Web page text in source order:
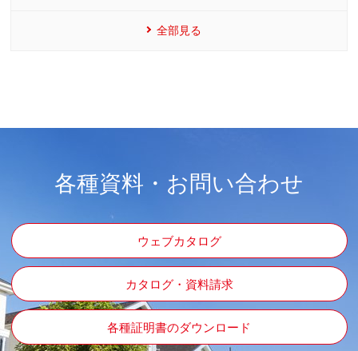
全部見る
各種資料・お問い合わせ
ウェブカタログ
カタログ・資料請求
各種証明書のダウンロード